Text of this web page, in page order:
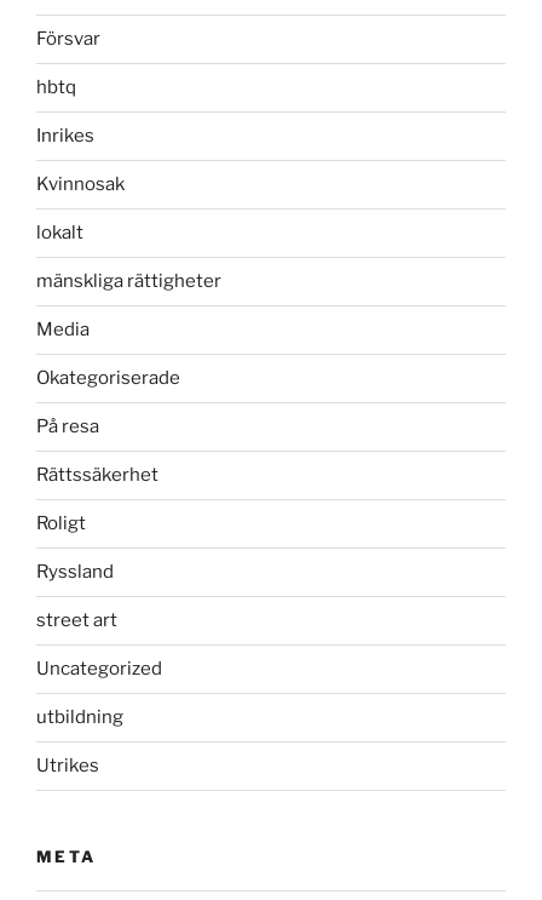
Försvar
hbtq
Inrikes
Kvinnosak
lokalt
mänskliga rättigheter
Media
Okategoriserade
På resa
Rättssäkerhet
Roligt
Ryssland
street art
Uncategorized
utbildning
Utrikes
META